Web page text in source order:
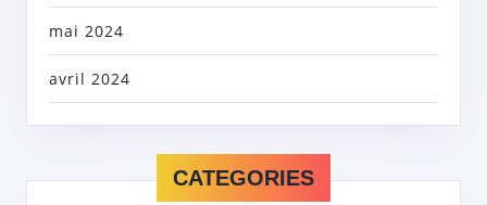
mai 2024
avril 2024
CATEGORIES